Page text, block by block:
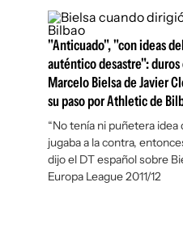
Café y Negocios
Economía y
Agro
Brand Studio
Mundo
Cultura y
"Anticuado", "con ideas
auténtico desastre":
Marcelo Bielsa de Javier
su paso por Athletic de
“No tenía ni puñetera
jugaba a la contra,
dijo el DT español sobre
Europa League 2011/12